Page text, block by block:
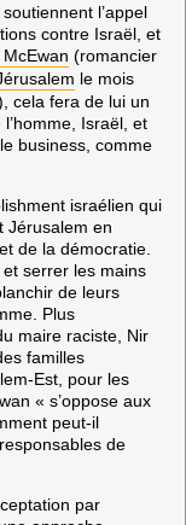
l’appel
contre Israël, et
McEwan (romancier
le mois
cela fera de lui un
Israël, et
business, comme
israélien qui
Jérusalem en
de la démocratie.
serrer les mains
de leurs
Plus
maire raciste, Nir
familles
Est, pour les
« s’oppose aux
peut-il
de
par